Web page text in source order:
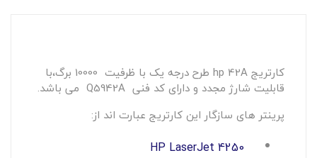
کارتریج hp 42A طرح درجه یک با ظرفیت 10000 برگ،با
قابلیت شارژ مجدد و دارای کد فنی Q5942A می باشد.
پرینتر های سازگار این کارتریج عبارت اند از:
HP LaserJet 4250